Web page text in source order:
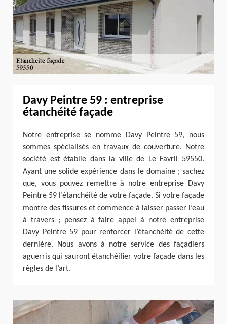
Davy Peintre 59 : entreprise
étanchéité façade
Notre entreprise se nomme Davy Peintre 59, nous
sommes spécialisés en travaux de couverture. Notre
société est établie dans la ville de Le Favril 59550.
Ayant une solide expérience dans le domaine ; sachez
que, vous pouvez remettre à notre entreprise Davy
Peintre 59 l’étanchéité de votre façade. Si votre façade
montre des fissures et commence à laisser passer l’eau
à travers ; pensez à faire appel à notre entreprise
Davy Peintre 59 pour renforcer l’étanchéité de cette
dernière. Nous avons à notre service des façadiers
aguerris qui sauront étanchéifier votre façade dans les
règles de l’art.